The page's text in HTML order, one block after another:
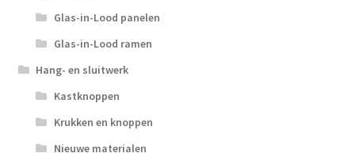
Glas-in-Lood panelen
Glas-in-Lood ramen
Hang- en sluitwerk
Kastknoppen
Krukken en knoppen
Nieuwe materialen